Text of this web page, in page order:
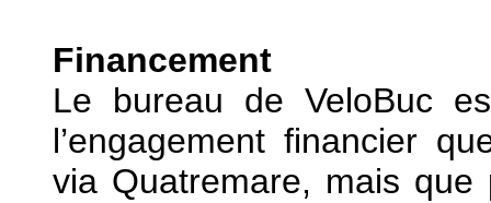
Financement
Le bureau de VeloBuc
l’engagement financier
via Quatremare, mais